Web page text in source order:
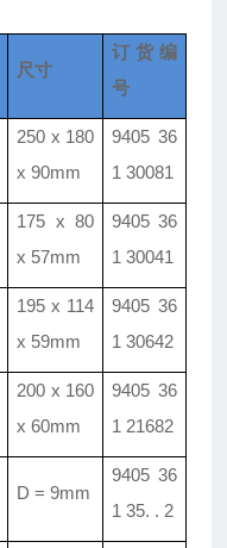
尺寸
订货编
号
250 x 180
x 90mm
9405 36
1 30081
175 x 80
x 57mm
9405 36
1 30041
195 x 114
x 59mm
9405 36
1 30642
200 x 160
x 60mm
9405 36
1 21682
D = 9mm
9405 36
1 35. . 2